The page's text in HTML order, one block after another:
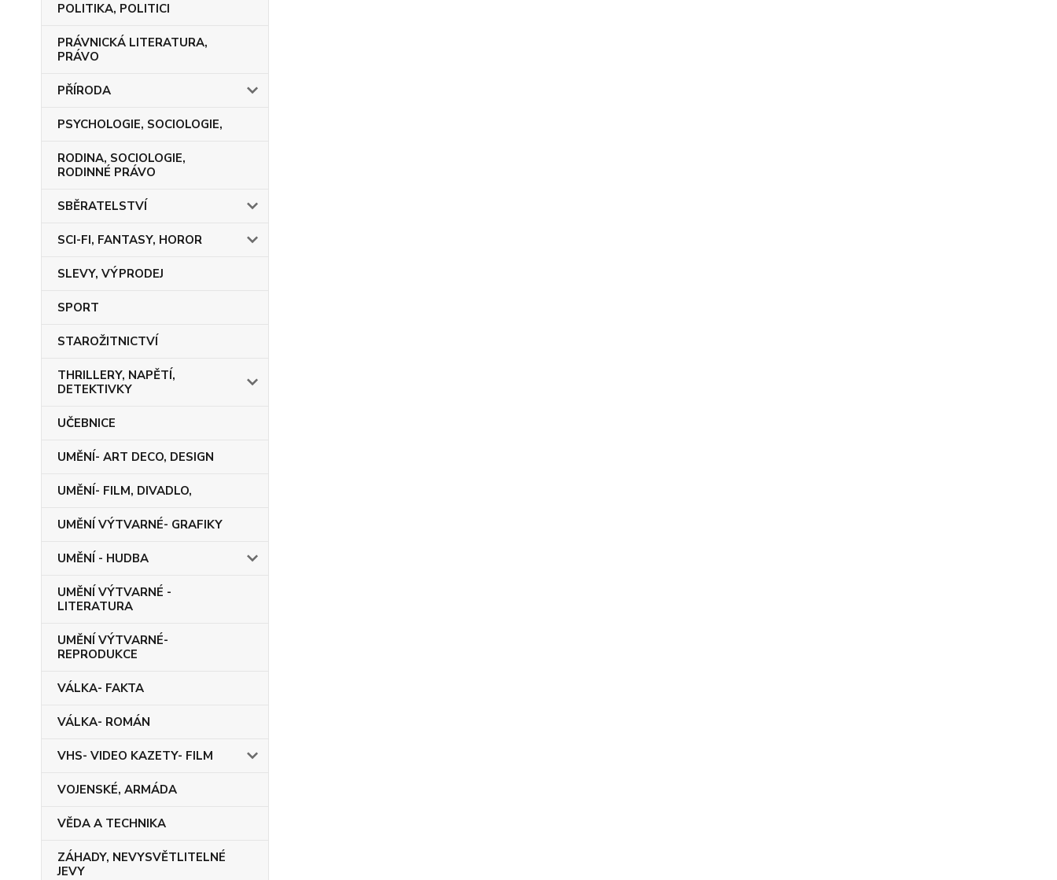
POLITIKA, POLITICI
PRÁVNICKÁ LITERATURA,
PRÁVO
PŘÍRODA
PSYCHOLOGIE, SOCIOLOGIE,
RODINA, SOCIOLOGIE,
RODINNÉ PRÁVO
SBĚRATELSTVÍ
SCI-FI, FANTASY, HOROR
SLEVY, VÝPRODEJ
SPORT
STAROŽITNICTVÍ
THRILLERY, NAPĚTÍ,
DETEKTIVKY
UČEBNICE
UMĚNÍ- ART DECO, DESIGN
UMĚNÍ- FILM, DIVADLO,
UMĚNÍ VÝTVARNÉ- GRAFIKY
UMĚNÍ - HUDBA
UMĚNÍ VÝTVARNÉ -
LITERATURA
UMĚNÍ VÝTVARNÉ-
REPRODUKCE
VÁLKA- FAKTA
VÁLKA- ROMÁN
VHS- VIDEO KAZETY- FILM
VOJENSKÉ, ARMÁDA
VĚDA A TECHNIKA
ZÁHADY, NEVYSVĚTLITELNÉ
JEVY